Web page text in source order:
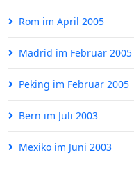
Rom im April 2005
Madrid im Februar 2005
Peking im Februar 2005
Bern im Juli 2003
Mexiko im Juni 2003